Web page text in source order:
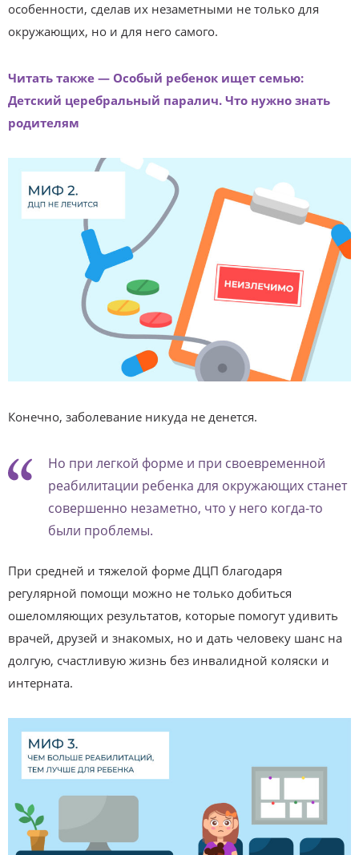
особенности, сделав их незаметными не только для
окружающих, но и для него самого.
Читать также — Особый ребенок ищет семью:
Детский церебральный паралич. Что нужно знать
родителям
Конечно, заболевание никуда не денется.
Но при легкой форме и при своевременной
реабилитации ребенка для окружающих станет
совершенно незаметно, что у него когда-то
были проблемы.
При средней и тяжелой форме ДЦП благодаря
регулярной помощи можно не только добиться
ошеломляющих результатов, которые помогут удивить
врачей, друзей и знакомых, но и дать человеку шанс на
долгую, счастливую жизнь без инвалидной коляски и
интерната.